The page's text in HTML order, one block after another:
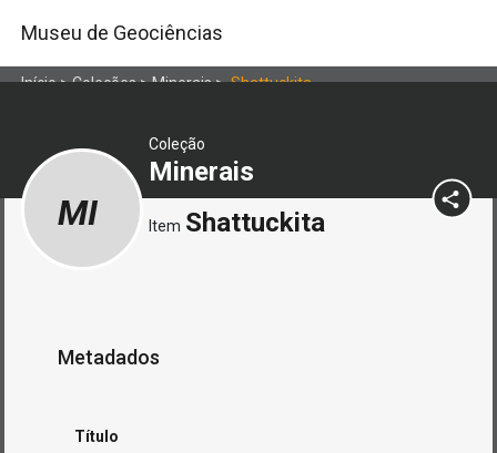
Museu de Geociências
Início>Coleções>Minerais>Shattuckita
Coleção
Minerais
MI Item Shattuckita
Metadados
Título